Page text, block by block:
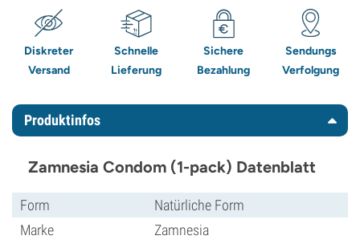
Diskreter
Versand
Schnelle
Lieferung
Sichere
Bezahlung
Sendungs
Verfolgung
Produktinfos
Zamnesia Condom (1-pack) Datenblatt
Form
Natürliche Form
Marke
Zamnesia